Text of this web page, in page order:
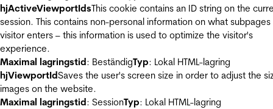
hjActiveViewportIdsThis cookie contains an ID string on the
session. This contains non-personal information on what
visitor enters – this information is used to optimize the visitor's
experience.
Maximal lagringstid: BeständigTyp: Lokal HTML-lagring
hjViewportIdSaves the user's screen size in order to adjust the
images on the website.
Maximal lagringstid: SessionTyp: Lokal HTML-lagring